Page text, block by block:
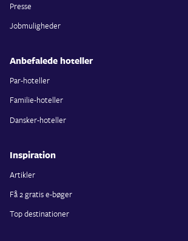
Presse
Jobmuligheder
Anbefalede hoteller
Par-hoteller
Familie-hoteller
Dansker-hoteller
Inspiration
Artikler
Få 2 gratis e-bøger
Top destinationer